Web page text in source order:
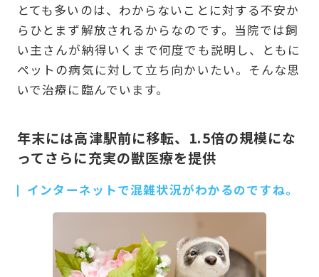
とても多いのは、わからないことに対する不安か
らひとまず解放されるからなのです。当院では飼
い主さんが納得いくまで何度でも説明し、ともに
ペットの病気に対して立ち向かいたい。そんな思
いで治療に臨んでいます。
年末には高津駅前に移転、1.5倍の規模にな
ってさらに充実の獣医療を提供
インターネットで混雑状況がわかるのですね。